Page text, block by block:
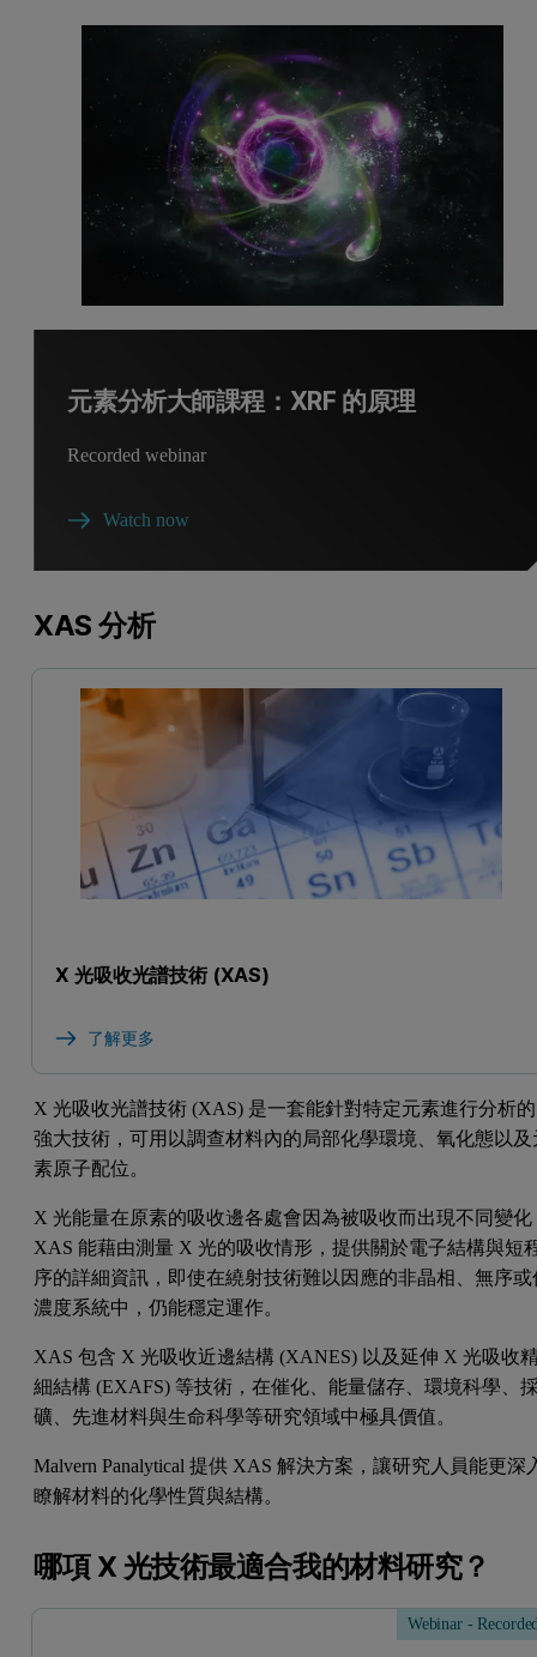
元素分析大師課程：XRF 的原理
Recorded webinar
Watch now
XAS 分析
X 光吸收光譜技術 (XAS)
了解更多
X 光吸收光譜技術 (XAS) 是一套能針對特定元素進行分析的
強大技術，可用以調查材料內的局部化學環境、氧化態以及
素原子配位。
X 光能量在原素的吸收邊各處會因為被吸收而出現不同變化
XAS 能藉由測量 X 光的吸收情形，提供關於電子結構與短
序的詳細資訊，即使在繞射技術難以因應的非晶相、無序或
濃度系統中，仍能穩定運作。
XAS 包含 X 光吸收近邊結構 (XANES) 以及延伸 X 光吸收
細結構 (EXAFS) 等技術，在催化、能量儲存、環境科學、
礦、先進材料與生命科學等研究領域中極具價值。
Malvern Panalytical 提供 XAS 解決方案，讓研究人員能更深
瞭解材料的化學性質與結構。
哪項 X 光技術最適合我的材料研究？
Webinar -